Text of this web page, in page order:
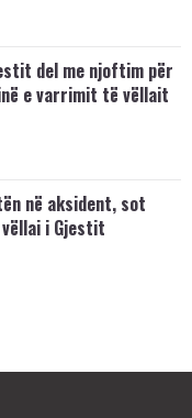
del me njoftim për
e varrimit të vëllait
në aksident, sot
i Gjestit